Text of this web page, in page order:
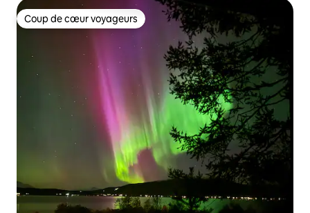
Coup de cœur voyageurs
Coup de cœur voyageurs